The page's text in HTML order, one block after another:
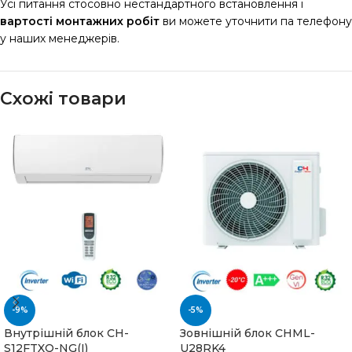
Усі питання стосовно нестандартного встановлення і
вартості монтажних робіт ви можете уточнити па телефону
у наших менеджерів.
Схожі товари
-9%
Внутрішній блок CH-
S12FTXQ-NG(I)
-5%
Зовнішній блок CHML-
U28RK4